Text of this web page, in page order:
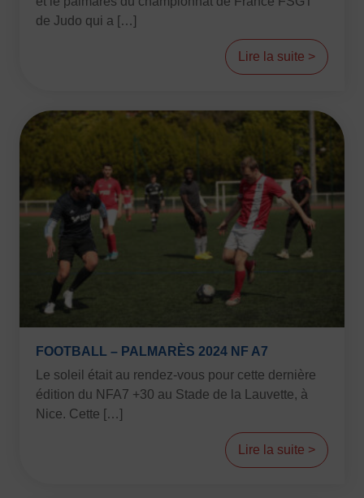
Certificat de qualification professionnelle
Coopération et solidarité internationales
Vivicittà
ACTUALITÉS
CONTACT
JE SOUHAITE M’AFFILIER
Affiliation
Réaffiliation
Prise de licence
JE SOUHAITE ADHÉRER
Affiliation
Honorabilité
Licence Omnisports
de Judo qui a […]
Lire la suite >
FOOTBALL – PALMARÈS 2024 NF A7
Le soleil était au rendez-vous pour cette dernière
édition du NFA7 +30 au Stade de la Lauvette, à
Nice. Cette […]
Lire la suite >